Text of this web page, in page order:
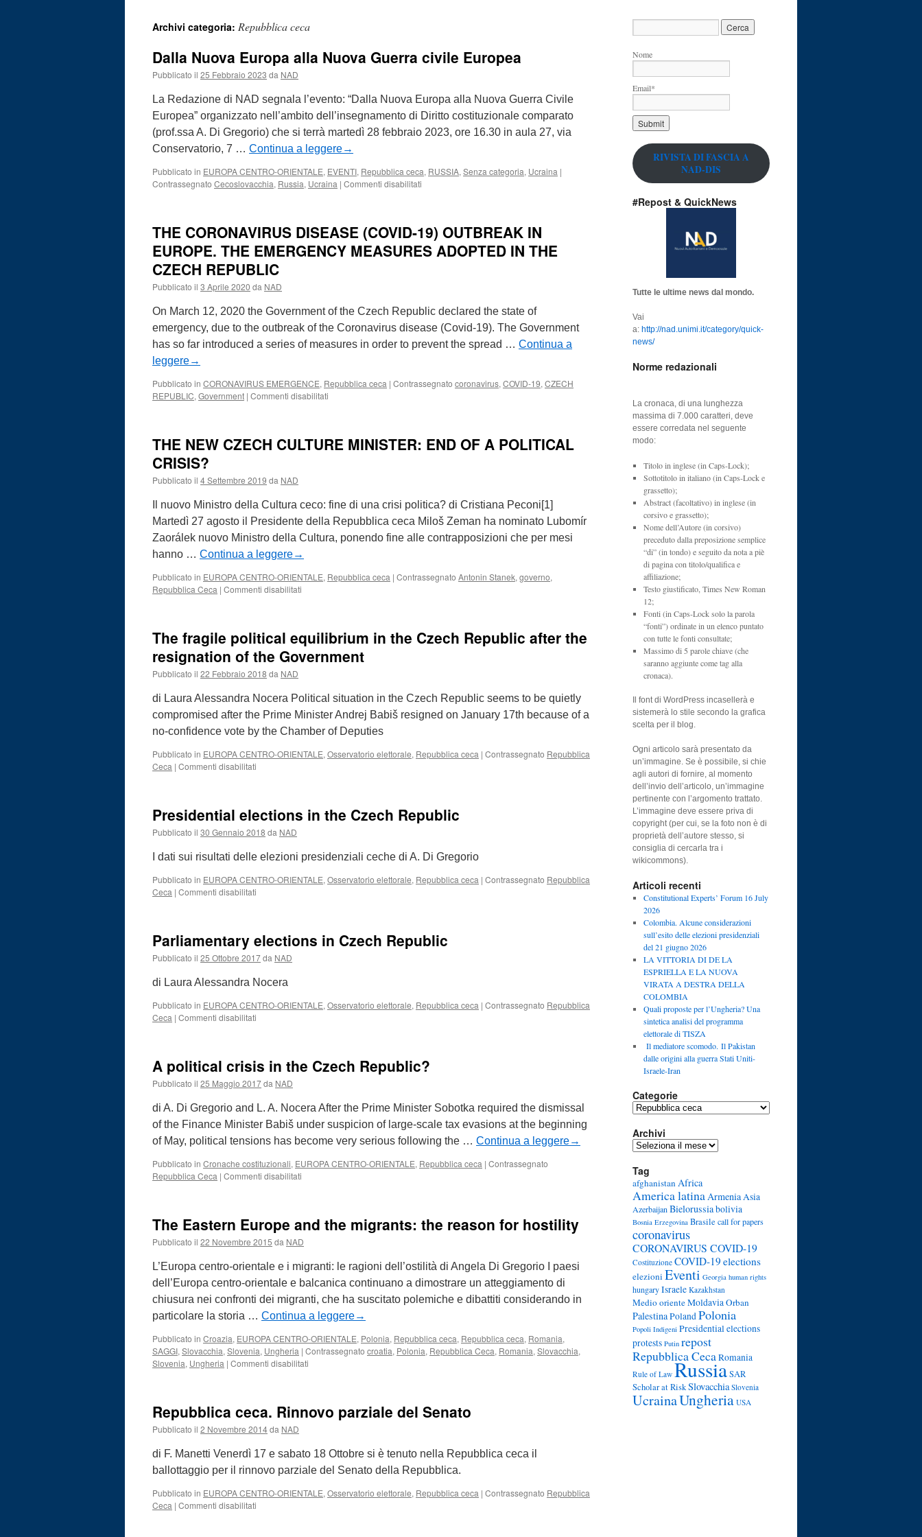
Archivi categoria: Repubblica ceca
Dalla Nuova Europa alla Nuova Guerra civile Europea
Pubblicato il 25 Febbraio 2023 da NAD
La Redazione di NAD segnala l’evento: “Dalla Nuova Europa alla Nuova Guerra Civile
Europea” organizzato nell’ambito dell’insegnamento di Diritto costituzionale comparato
(prof.ssa A. Di Gregorio) che si terrà martedì 28 febbraio 2023, ore 16.30 in aula 27, via
Conservatorio, 7 … Continua a leggere→
Pubblicato in EUROPA CENTRO-ORIENTALE, EVENTI, Repubblica ceca, RUSSIA, Senza categoria, Ucraina |
Contrassegnato Cecoslovacchia, Russia, Ucraina | Commenti disabilitati
alla
Nuova
Guerra
THE CORONAVIRUS DISEASE (COVID-19) OUTBREAK IN
EUROPE. THE EMERGENCY MEASURES ADOPTED IN THE
CZECH REPUBLIC
Pubblicato il 3 Aprile 2020 da NAD
On March 12, 2020 the Government of the Czech Republic declared the state of
emergency, due to the outbreak of the Coronavirus disease (Covid-19). The Government
has so far introduced a series of measures in order to prevent the spread … Continua a
leggere→
Pubblicato in CORONAVIRUS EMERGENCE, Repubblica ceca | Contrassegnato coronavirus, COVID-19, CZECH
REPUBLIC, Government | Commenti disabilitati
(COVID-
THE
EMERGENCY
MEASURES
ADOPTED
CZECH
THE NEW CZECH CULTURE MINISTER: END OF A POLITICAL
CRISIS?
Pubblicato il 4 Settembre 2019 da NAD
Il nuovo Ministro della Cultura ceco: fine di una crisi politica? di Cristiana Peconi[1]
Martedì 27 agosto il Presidente della Repubblica ceca Miloš Zeman ha nominato Lubomír
Zaorálek nuovo Ministro della Cultura, ponendo fine alle contrapposizioni che per mesi
hanno … Continua a leggere→
Pubblicato in EUROPA CENTRO-ORIENTALE, Repubblica ceca | Contrassegnato Antonin Stanek, governo,
Repubblica Ceca | Commenti disabilitati
CULTURE
MINISTER:
END
POLITICAL
CRISIS?
The fragile political equilibrium in the Czech Republic after the
resignation of the Government
Pubblicato il 22 Febbraio 2018 da NAD
di Laura Alessandra Nocera Political situation in the Czech Republic seems to be quietly
compromised after the Prime Minister Andrej Babiš resigned on January 17th because of a
no-confidence vote by the Chamber of Deputies
Pubblicato in EUROPA CENTRO-ORIENTALE, Osservatorio elettorale, Repubblica ceca | Contrassegnato Repubblica
Ceca | Commenti disabilitati
equilibrium
in
the
Czech
Republic
after
Government
Presidential elections in the Czech Republic
Pubblicato il 30 Gennaio 2018 da NAD
I dati sui risultati delle elezioni presidenziali ceche di A. Di Gregorio
Pubblicato in EUROPA CENTRO-ORIENTALE, Osservatorio elettorale, Repubblica ceca | Contrassegnato Repubblica
Ceca | Commenti disabilitati
the
Czech
Republic
Parliamentary elections in Czech Republic
Pubblicato il 25 Ottobre 2017da NAD
di Laura Alessandra Nocera
Pubblicato in EUROPA CENTRO-ORIENTALE, Osservatorio elettorale, Repubblica ceca | Contrassegnato Repubblica
Ceca | Commenti disabilitati
Czech
Republic
A political crisis in the Czech Republic?
Pubblicato il 25 Maggio 2017da NAD
di A. Di Gregorio and L. A. Nocera After the Prime Minister Sobotka required the dismissal
of the Finance Minister Babiš under suspicion of large-scale tax evasions at the beginning
of May, political tensions has become very serious following the … Continua a leggere→
Pubblicato in Cronache costituzionali, EUROPA CENTRO-ORIENTALE, Repubblica ceca | Contrassegnato
Repubblica Ceca | Commenti disabilitati
in
the
Czech
Republic?
The Eastern Europe and the migrants: the reason for hostility
Pubblicato il 22 Novembre 2015 da NAD
L’Europa centro-orientale e i migranti: le ragioni dell’ostilità di Angela Di Gregorio I paesi
dell’Europa centro-orientale e balcanica continuano a dimostrare un atteggiamento di
chiusura nei confronti dei migranti, che ha suscitato polemiche e dibattiti considerando in
particolare la storia … Continua a leggere→
Pubblicato in Croazia, EUROPA CENTRO-ORIENTALE, Polonia, Repubblica ceca, Repubblica ceca, Romania,
SAGGI, Slovacchia, Slovenia, Ungheria | Contrassegnato croatia, Polonia, Repubblica Ceca, Romania, Slovacchia,
Slovenia, Ungheria | Commenti disabilitati
and
the
reason
for
Repubblica ceca. Rinnovo parziale del Senato
Pubblicato il 2 Novembre 2014da NAD
di F. Manetti Venerdì 17 e sabato 18 Ottobre si è tenuto nella Repubblica ceca il
ballottaggio per il rinnovo parziale del Senato della Repubblica.
Pubblicato in EUROPA CENTRO-ORIENTALE, Osservatorio elettorale, Repubblica ceca | Contrassegnato Repubblica
Ceca | Commenti disabilitati
Nome
Email*
RIVISTA DI FASCIA A
NAD-DIS
#Repost & QuickNews
Tutte le ultime news dal mondo.
Vai
a: http://nad.unimi.it/category/quick-
news/
Norme redazionali
La cronaca, di una lunghezza
massima di 7.000 caratteri, deve
essere corredata nel seguente
modo:
Titolo in inglese (in Caps-Lock);
Sottotitolo in italiano (in Caps-Lock e
grassetto);
Abstract (facoltativo) in inglese (in
corsivo e grassetto);
Nome dell’Autore (in corsivo)
preceduto dalla preposizione semplice
“di” (in tondo) e seguito da nota a piè
di pagina con titolo/qualifica e
affiliazione;
Testo giustificato, Times New Roman
12;
Fonti (in Caps-Lock solo la parola
“fonti”) ordinate in un elenco puntato
con tutte le fonti consultate;
Massimo di 5 parole chiave (che
saranno aggiunte come tag alla
cronaca).
Il font di WordPress incasellerà e
sistemerà lo stile secondo la grafica
scelta per il blog.
Ogni articolo sarà presentato da
un’immagine. Se è possibile, si chie
agli autori di fornire, al momento
dell’invio dell’articolo, un’immagine
pertinente con l’argomento trattato.
L’immagine deve essere priva di
copyright (per cui, se la foto non è di
proprietà dell’autore stesso, si
consiglia di cercarla tra i
wikicommons).
Articoli recenti
Constitutional Experts’ Forum 16 July
2026
Colombia. Alcune considerazioni
sull’esito delle elezioni presidenziali
del 21 giugno 2026
LA VITTORIA DI DE LA
ESPRIELLA E LA NUOVA
VIRATA A DESTRA DELLA
COLOMBIA
Quali proposte per l’Ungheria? Una
sintetica analisi del programma
elettorale di TISZA
Il mediatore scomodo. Il Pakistan
dalle origini alla guerra Stati Uniti-
Israele-Iran
Categorie
Categorie
Archivi
Archivi
Tag
afghanistanAfrica
America latinaArmeniaAsia
AzerbaijanBielorussiabolivia
Bosnia Erzegovina Brasile call for papers
coronavirus
CORONAVIRUS COVID-19
Costituzione COVID-19 elections
elezioni Eventi Georgia human rights
hungaryIsraele Kazakhstan
Medio orienteMoldaviaOrban
PalestinaPolandPolonia
Popoli Indigeni Presidential elections
protests Putin repost
Repubblica CecaRomania
Rule of Law RussiaSAR
Scholar at RiskSlovacchia Slovenia
UcrainaUngheria USA